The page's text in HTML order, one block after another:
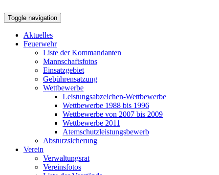
Toggle navigation
Aktuelles
Feuerwehr
Liste der Kommandanten
Mannschaftsfotos
Einsatzgebiet
Gebührensatzung
Wettbewerbe
Leistungsabzeichen-Wettbewerbe
Wettbewerbe 1988 bis 1996
Wettbewerbe von 2007 bis 2009
Wettbewerbe 2011
Atemschutzleistungsbewerb
Absturzsicherung
Verein
Verwaltungsrat
Vereinsfotos